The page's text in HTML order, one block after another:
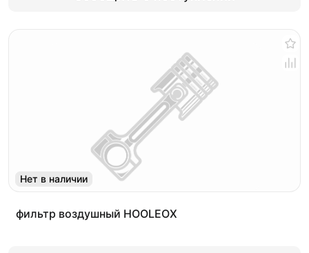
Нет в наличии
фильтр воздушный HOOLEOX